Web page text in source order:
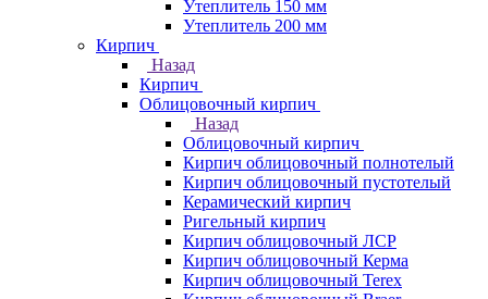
Утеплитель 150 мм
Утеплитель 200 мм
Кирпич
Назад
Кирпич
Облицовочный кирпич
Назад
Облицовочный кирпич
Кирпич облицовочный полнотелый
Кирпич облицовочный пустотелый
Керамический кирпич
Ригельный кирпич
Кирпич облицовочный ЛСР
Кирпич облицовочный Керма
Кирпич облицовочный Terex